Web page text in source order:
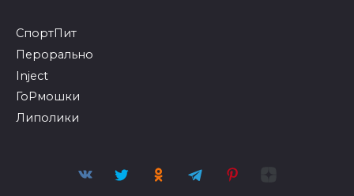
СпортПит
Перорально
Inject
ГоРмошки
Липолики